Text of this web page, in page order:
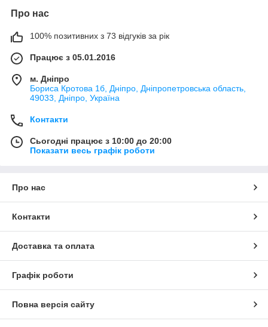
Про нас
100% позитивних з 73 відгуків за рік
Працює з 05.01.2016
м. Дніпро
Бориса Кротова 1б, Дніпро, Дніпропетровська область,
49033, Дніпро, Україна
Контакти
Сьогодні працює з 10:00 до 20:00
Показати весь графік роботи
Про нас
Контакти
Доставка та оплата
Графік роботи
Повна версія сайту